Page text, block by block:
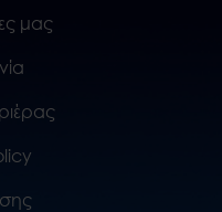
μας